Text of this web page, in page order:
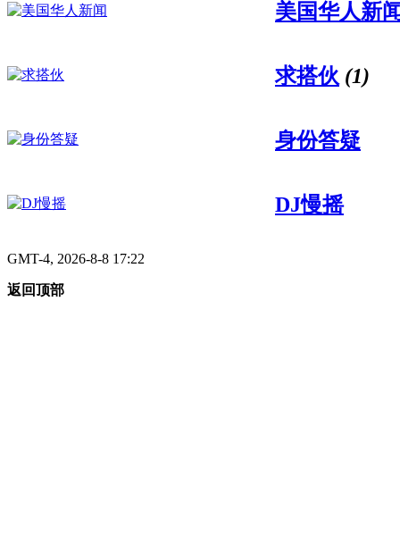
美国华人新
求搭伙 (1)
身份答疑
DJ慢摇
GMT-4, 2026-8-8 17:22
返回顶部